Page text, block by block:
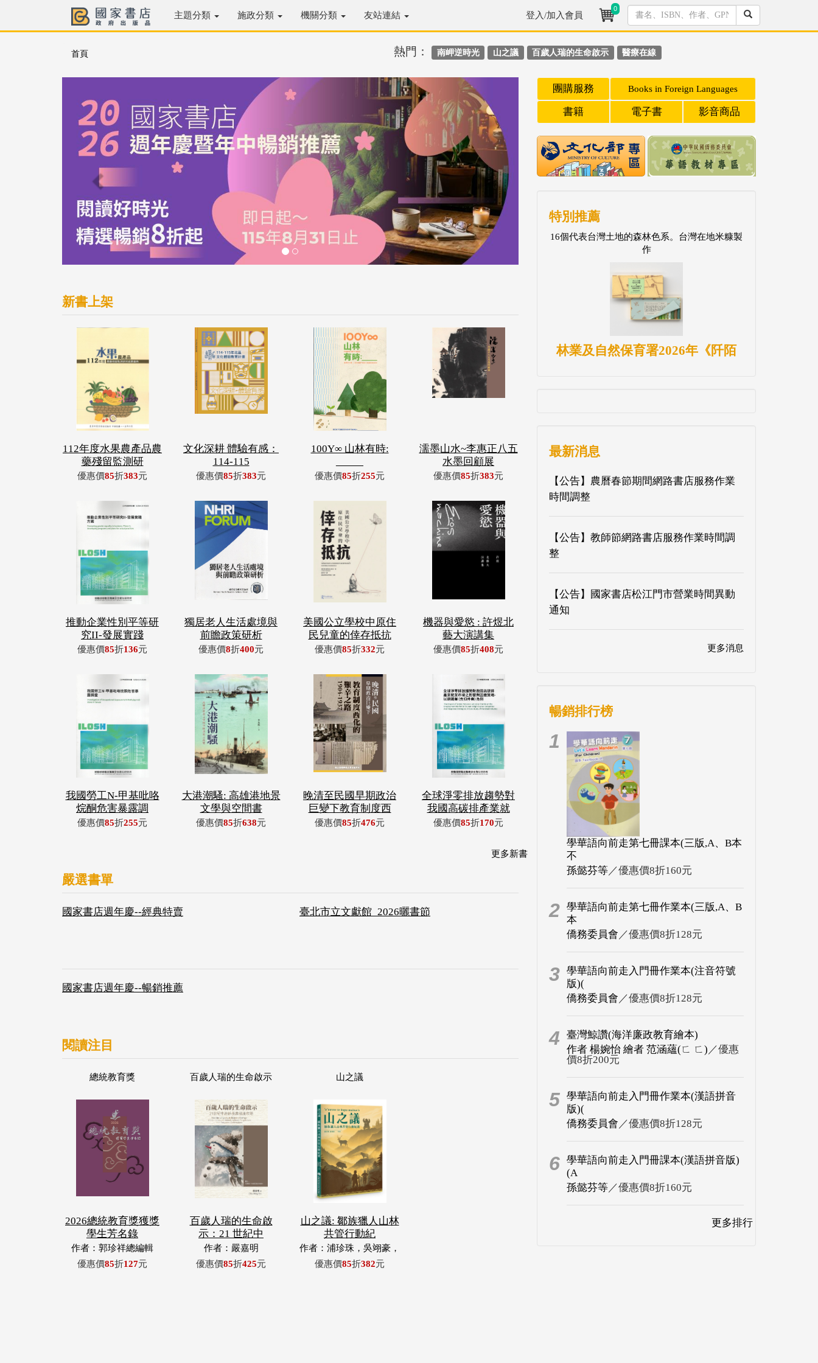
主題分類 施政分類 機關分類 友站連結 登入/加入會員
0
首頁 熱門： 南岬逆時光 山之議 百歲人瑞的生命啟示 醫療在線
新書上架
112年度水果農產品農
藥殘留監測研
優惠價85折383元
文化深耕 體驗有感：
114-115
優惠價85折383元
100Y∞ 山林有時:
優惠價85折255元
濡墨山水~李惠正八五
水墨回顧展
優惠價85折383元
推動企業性別平等研
究II-發展實踐
優惠價85折136元
獨居老人生活處境與
前瞻政策研析
優惠價8折400元
美國公立學校中原住
民兒童的倖存抵抗
優惠價85折332元
機器與愛慾 : 許煜北
藝大演講集
優惠價85折408元
我國勞工N-甲基吡咯
烷酮危害暴露調
優惠價85折255元
大港潮騷: 高雄港地景
文學與空間書
優惠價85折638元
晚清至民國早期政治
巨變下教育制度西
優惠價85折476元
全球淨零排放趨勢對
我國高碳排產業就
優惠價85折170元
更多新書
嚴選書單
國家書店週年慶--經典特賣 臺北市立文獻館_2026曬書節
國家書店週年慶--暢銷推薦
閱讀注目
總統教育獎
2026總統教育獎獲獎
學生芳名錄
作者：郭珍祥總編輯
優惠價85折127元
百歲人瑞的生命啟示
百歲人瑞的生命啟
示：21 世紀中
作者：嚴嘉明
優惠價85折425元
山之議
山之議: 鄒族獵人山林
共管行動紀
作者：浦珍珠，吳翊豪，
呂翊齊，張惠東，許玉
優惠價85折382元
團購服務 Books in Foreign Languages
書籍 電子書 影音商品
特別推薦
16個代表台灣土地的森林色系。台灣在地米糠製
作
林業及自然保育署2026年《阡陌
最新消息
【公告】農曆春節期間網路書店服務作業
時間調整
【公告】教師節網路書店服務作業時間調
整
【公告】國家書店松江門市營業時間異動
通知
更多消息
暢銷排行榜
1
學華語向前走第七冊課本(三版,A、B本
不
孫懿芬等／優惠價8折160元
2 學華語向前走第七冊作業本(三版,A、B
本
僑務委員會 ／優惠價8折128元
3 學華語向前走入門冊作業本(注音符號
版)(
僑務委員會 ／優惠價8折128元
4
臺灣鯨讚(海洋廉政教育繪本)
作者 楊婉怡 繪者 范涵蘊(ㄈ ㄈ) ／優惠
價8折200元
5 學華語向前走入門冊作業本(漢語拼音
版)(
僑務委員會 ／優惠價8折128元
6 學華語向前走入門冊課本(漢語拼音版)
(A
孫懿芬等／優惠價8折160元
更多排行